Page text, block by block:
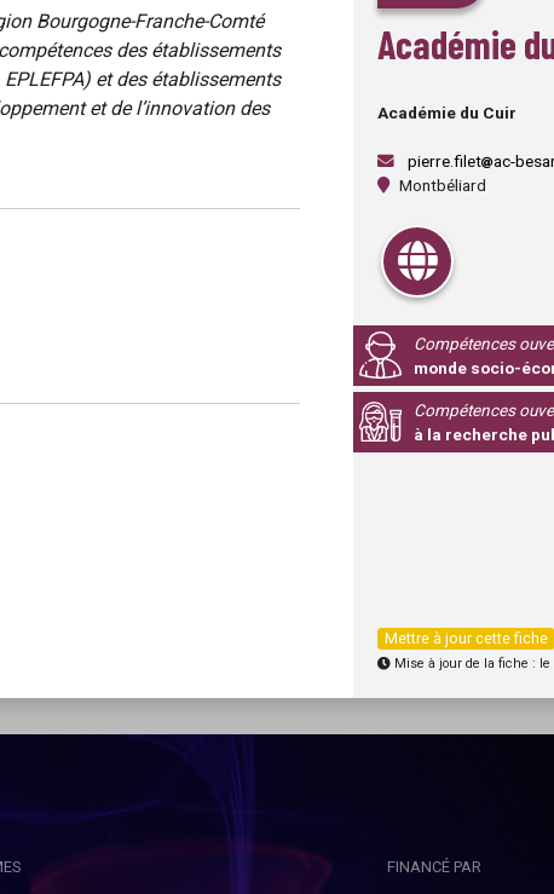
Bourgogne-Franche-Comté
des établissements
et des établissements
et de l’innovation des
Académie
Académie du Cuir
pierre.filet
ac-
Montbéliard
Compétences
monde socio-
Compétences
à la recherche
Mettre à jour cette fiche
Mise à jour de la fiche : le
FINANCÉ PAR